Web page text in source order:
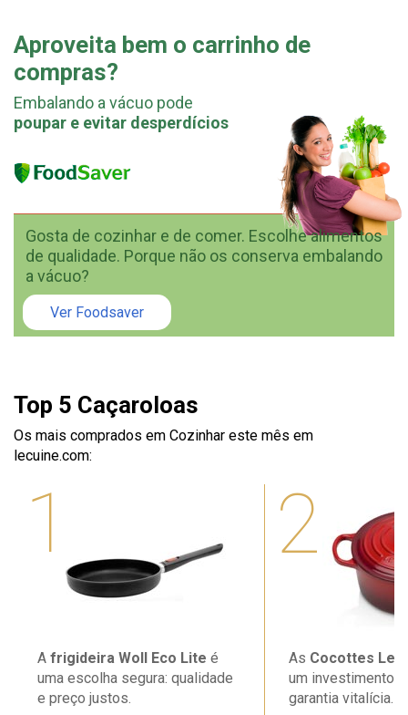
Aproveita bem o carrinho de
compras?
Embalando a vácuo pode
poupar e evitar desperdícios
Gosta de cozinhar e de comer. Escolhe alimentos
de qualidade. Porque não os conserva embalando
a vácuo?
Ver Foodsaver
Top 5 Caçaroloas
Os mais comprados em Cozinhar este mês em
lecuine.com:
A frigideira Woll Eco Lite é
uma escolha segura: qualidade
e preço justos.
1
As Cocottes Le
um investimento
garantia vitalícia.
2